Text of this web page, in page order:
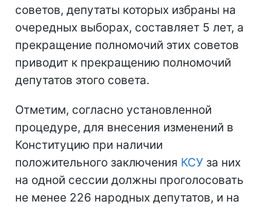
советов, депутаты которых избраны на
очередных выборах, составляет 5 лет, а
прекращение полномочий этих советов
приводит к прекращению полномочий
депутатов этого совета.
Отметим, согласно установленной
процедуре, для внесения изменений в
Конституцию при наличии
положительного заключения КСУ за них
на одной сессии должны проголосовать
не менее 226 народных депутатов, и на